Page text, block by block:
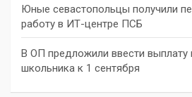
Юные севастопольцы получили
работу в ИТ-центре ПСБ
В ОП предложили ввести выплату
школьника к 1 сентября